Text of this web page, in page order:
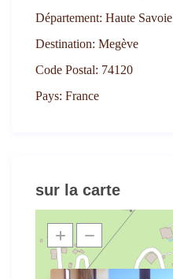
Département: Haute Savoie
Destination: Megève
Code Postal: 74120
Pays: France
sur la carte